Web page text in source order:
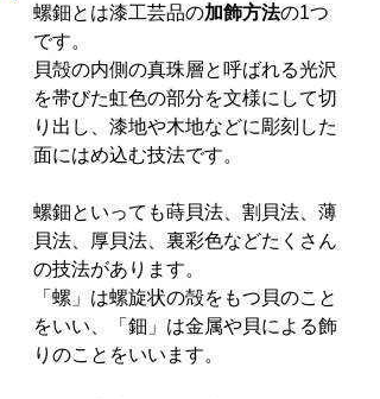
螺鈿とは漆工芸品の加飾方法の1つ
です。
貝殻の内側の真珠層と呼ばれる光沢
を帯びた虹色の部分を文様にして切
り出し、漆地や木地などに彫刻した
面にはめ込む技法です。
螺鈿といっても蒔貝法、割貝法、薄
貝法、厚貝法、裏彩色などたくさん
の技法があります。
「螺」は螺旋状の殻をもつ貝のこと
をいい、「鈿」は金属や貝による飾
りのことをいいます。